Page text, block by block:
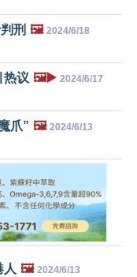
刑 🖼️ 2024/6/18
热议 🖼️▶️ 2024/6/17
爪” 🖼️ 2024/6/13
人 🖼️ 2024/6/13